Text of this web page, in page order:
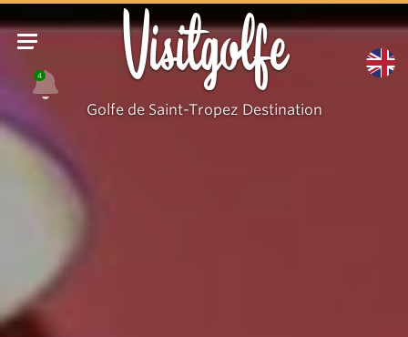
4 Visitgolfe
Golfe de Saint-Tropez Destination
d'artistes